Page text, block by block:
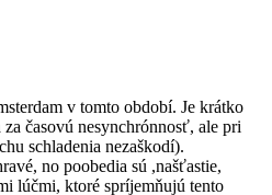
v tomto období. Je krátko
časovú nesynchrónnosť, ale pri
schladenia nezaškodí).
no poobedia sú ,našťastie,
lúčmi, ktoré spríjemňujú tento